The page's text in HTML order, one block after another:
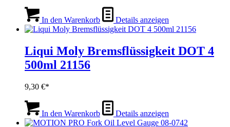
In den Warenkorb Details anzeigen
Liqui Moly Bremsflüssigkeit DOT 4
500ml 21156
9,30 €
In den Warenkorb Details anzeigen